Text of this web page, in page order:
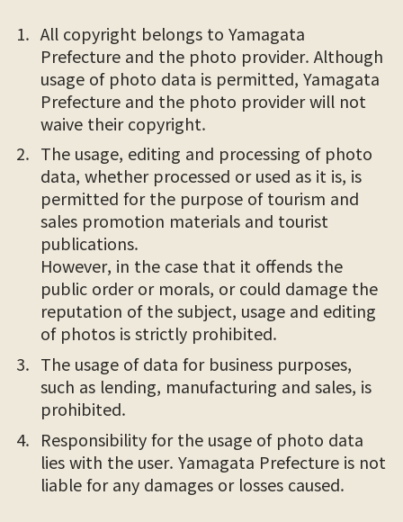
All copyright belongs to Yamagata
Prefecture and the photo provider. Although
usage of photo data is permitted, Yamagata
Prefecture and the photo provider will not
waive their copyright.
The usage, editing and processing of photo
data, whether processed or used as it is, is
permitted for the purpose of tourism and
sales promotion materials and tourist
publications.
However, in the case that it offends the
public order or morals, or could damage the
reputation of the subject, usage and editing
of photos is strictly prohibited.
The usage of data for business purposes,
such as lending, manufacturing and sales, is
prohibited.
Responsibility for the usage of photo data
lies with the user. Yamagata Prefecture is not
liable for any damages or losses caused.